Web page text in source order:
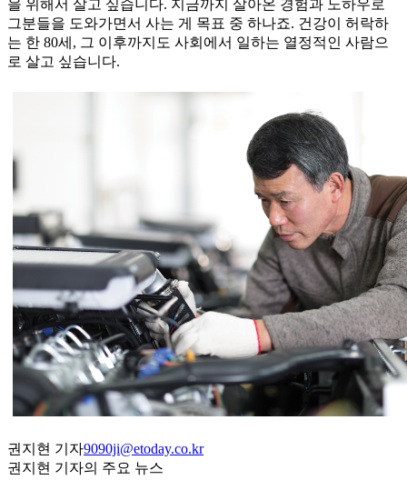
을 위해서 살고 싶습니다. 지금까지 살아온 경험과 노하우로
그분들을 도와가면서 사는 게 목표 중 하나죠. 건강이 허락하
는 한 80세, 그 이후까지도 사회에서 일하는 열정적인 사람으
로 살고 싶습니다.
권지현 기자9090ji@etoday.co.kr
권지현 기자의 주요 뉴스